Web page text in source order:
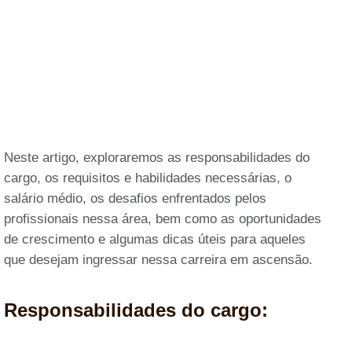
Neste artigo, exploraremos as responsabilidades do
cargo, os requisitos e habilidades necessárias, o
salário médio, os desafios enfrentados pelos
profissionais nessa área, bem como as oportunidades
de crescimento e algumas dicas úteis para aqueles
que desejam ingressar nessa carreira em ascensão.
Responsabilidades do cargo: